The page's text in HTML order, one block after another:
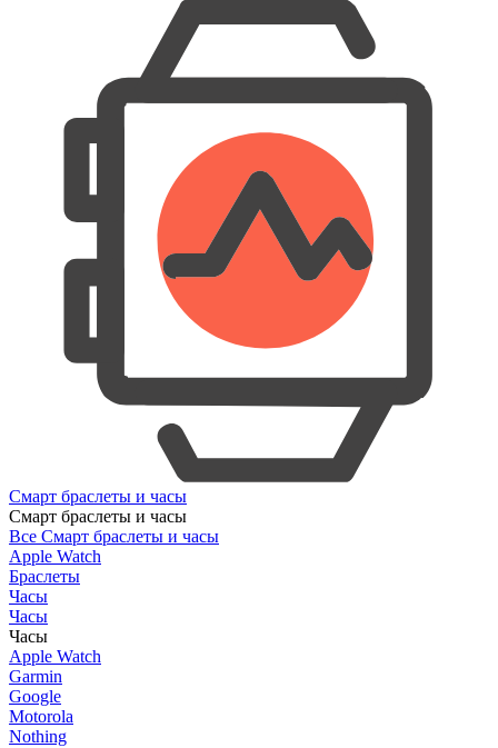
Смарт браслеты и часы
Смарт браслеты и часы
Все Смарт браслеты и часы
Apple Watch
Браслеты
Часы
Часы
Часы
Apple Watch
Garmin
Google
Motorola
Nothing